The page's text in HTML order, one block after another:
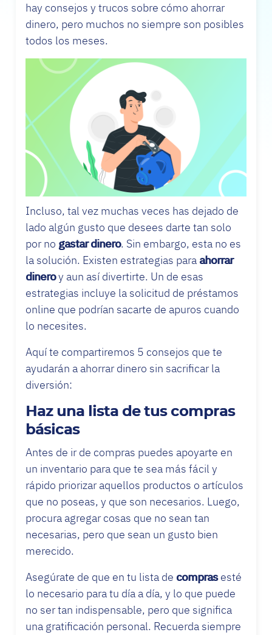
hay consejos y trucos sobre cómo ahorrar
dinero, pero muchos no siempre son posibles
todos los meses.
Incluso, tal vez muchas veces has dejado de
lado algún gusto que desees darte tan solo
por no gastar dinero. Sin embargo, esta no es
la solución. Existen estrategias para ahorrar
dineroy aun así divertirte. Un de esas
estrategias incluye la solicitud de préstamos
online que podrían sacarte de apuros cuando
lo necesites.
Aquí te compartiremos 5 consejos que te
ayudarán a ahorrar dinero sin sacrificar la
diversión:
Haz una lista de tus compras
básicas
Antes de ir de compras puedes apoyarte en
un inventario para que te sea más fácil y
rápido priorizar aquellos productos o artículos
que no poseas, y que son necesarios. Luego,
procura agregar cosas que no sean tan
necesarias, pero que sean un gusto bien
merecido.
Asegúrate de que en tu lista de comprasesté
lo necesario para tu día a día, y lo que puede
no ser tan indispensable, pero que significa
una gratificación personal. Recuerda siempre